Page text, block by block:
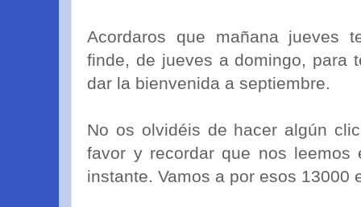
Acordaros que mañana jueves
finde, de jueves a domingo, para
dar la bienvenida a septiembre.
No os olvidéis de hacer algún
favor y recordar que nos
instante. Vamos a por esos 13000